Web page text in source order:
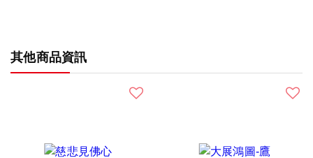
其他商品資訊